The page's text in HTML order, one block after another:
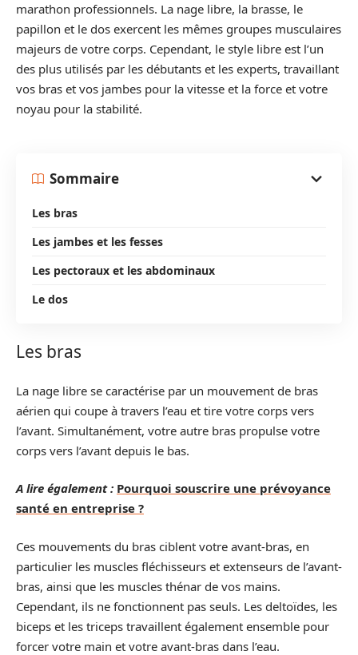
marathon professionnels. La nage libre, la brasse, le
papillon et le dos exercent les mêmes groupes musculaires
majeurs de votre corps. Cependant, le style libre est l’un
des plus utilisés par les débutants et les experts, travaillant
vos bras et vos jambes pour la vitesse et la force et votre
noyau pour la stabilité.
Sommaire
Les bras
Les jambes et les fesses
Les pectoraux et les abdominaux
Le dos
Les bras
La nage libre se caractérise par un mouvement de bras
aérien qui coupe à travers l’eau et tire votre corps vers
l’avant. Simultanément, votre autre bras propulse votre
corps vers l’avant depuis le bas.
A lire également : Pourquoi souscrire une prévoyance
santé en entreprise ?
Ces mouvements du bras ciblent votre avant-bras, en
particulier les muscles fléchisseurs et extenseurs de l’avant-
bras, ainsi que les muscles thénar de vos mains.
Cependant, ils ne fonctionnent pas seuls. Les deltoïdes, les
biceps et les triceps travaillent également ensemble pour
forcer votre main et votre avant-bras dans l’eau.